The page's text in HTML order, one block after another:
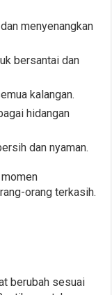
menyenangkan
bersantai dan
kalangan.
hidangan
dan nyaman.
orang terkasih.
berubah sesuai